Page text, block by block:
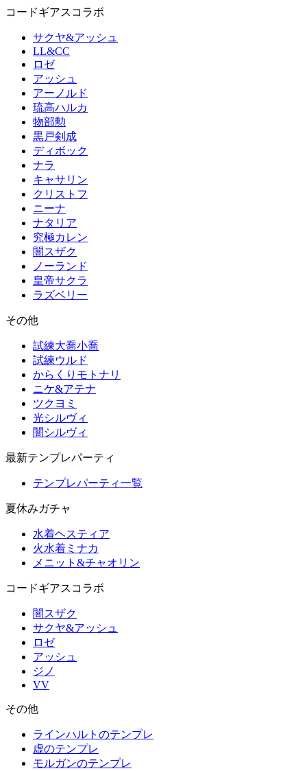
コードギアスコラボ
サクヤ&アッシュ
LL&CC
ロゼ
アッシュ
アーノルド
琉高ハルカ
物部勲
黒戸剣成
ディボック
ナラ
キャサリン
クリストフ
ニーナ
ナタリア
究極カレン
闇スザク
ノーランド
皇帝サクラ
ラズベリー
その他
試練大喬小喬
試練ウルド
からくりモトナリ
ニケ&アテナ
ツクヨミ
光シルヴィ
闇シルヴィ
最新テンプレパーティ
テンプレパーティ一覧
夏休みガチャ
水着ヘスティア
火水着ミナカ
メニット&チャオリン
コードギアスコラボ
闇スザク
サクヤ&アッシュ
ロゼ
アッシュ
ジノ
VV
その他
ラインハルトのテンプレ
虚のテンプレ
モルガンのテンプレ